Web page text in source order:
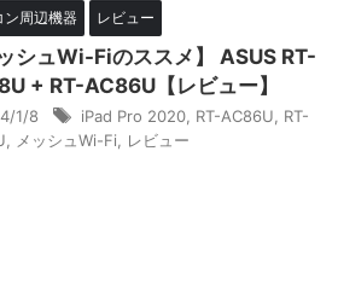
ン周辺機器 レビュー
ッシュWi-Fiのススメ】 ASUS RT-
+ RT-AC86U【レビュー】
1/8 iPad Pro 2020 RT-AC86U
RT-
メッシュWi-Fi レビュー